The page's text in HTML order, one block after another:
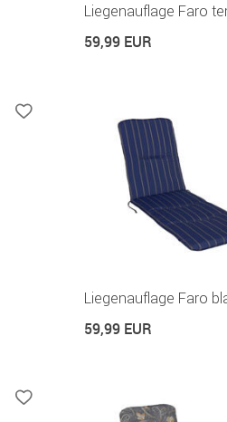
Liegenauflage Faro
59,99 EUR
Liegenauflage Faro
59,99 EUR